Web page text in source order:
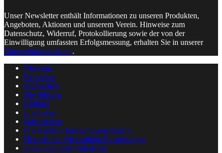
Unser Newsletter enthält Informationen zu unseren Produkten,
Angeboten, Aktionen und unserem Verein. Hinweise zum
Datenschutz, Widerruf, Protokollierung sowie der von der
Einwilligung umfassten Erfolgsmessung, erhalten Sie in unserer
Datenschutzerklärung.
Über uns
Redaktion
Mitmachen
Die Stiftung
Kontakt
Impressum
Datenschutz
Privatsphäre-Einstellungen ändern
Historie der Privatsphäre-Einstellungen
Einwilligungen widerrufen